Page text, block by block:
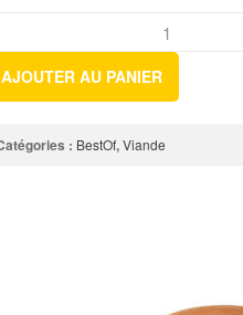
AJOUTER AU PANIER
: BestOf,Viande